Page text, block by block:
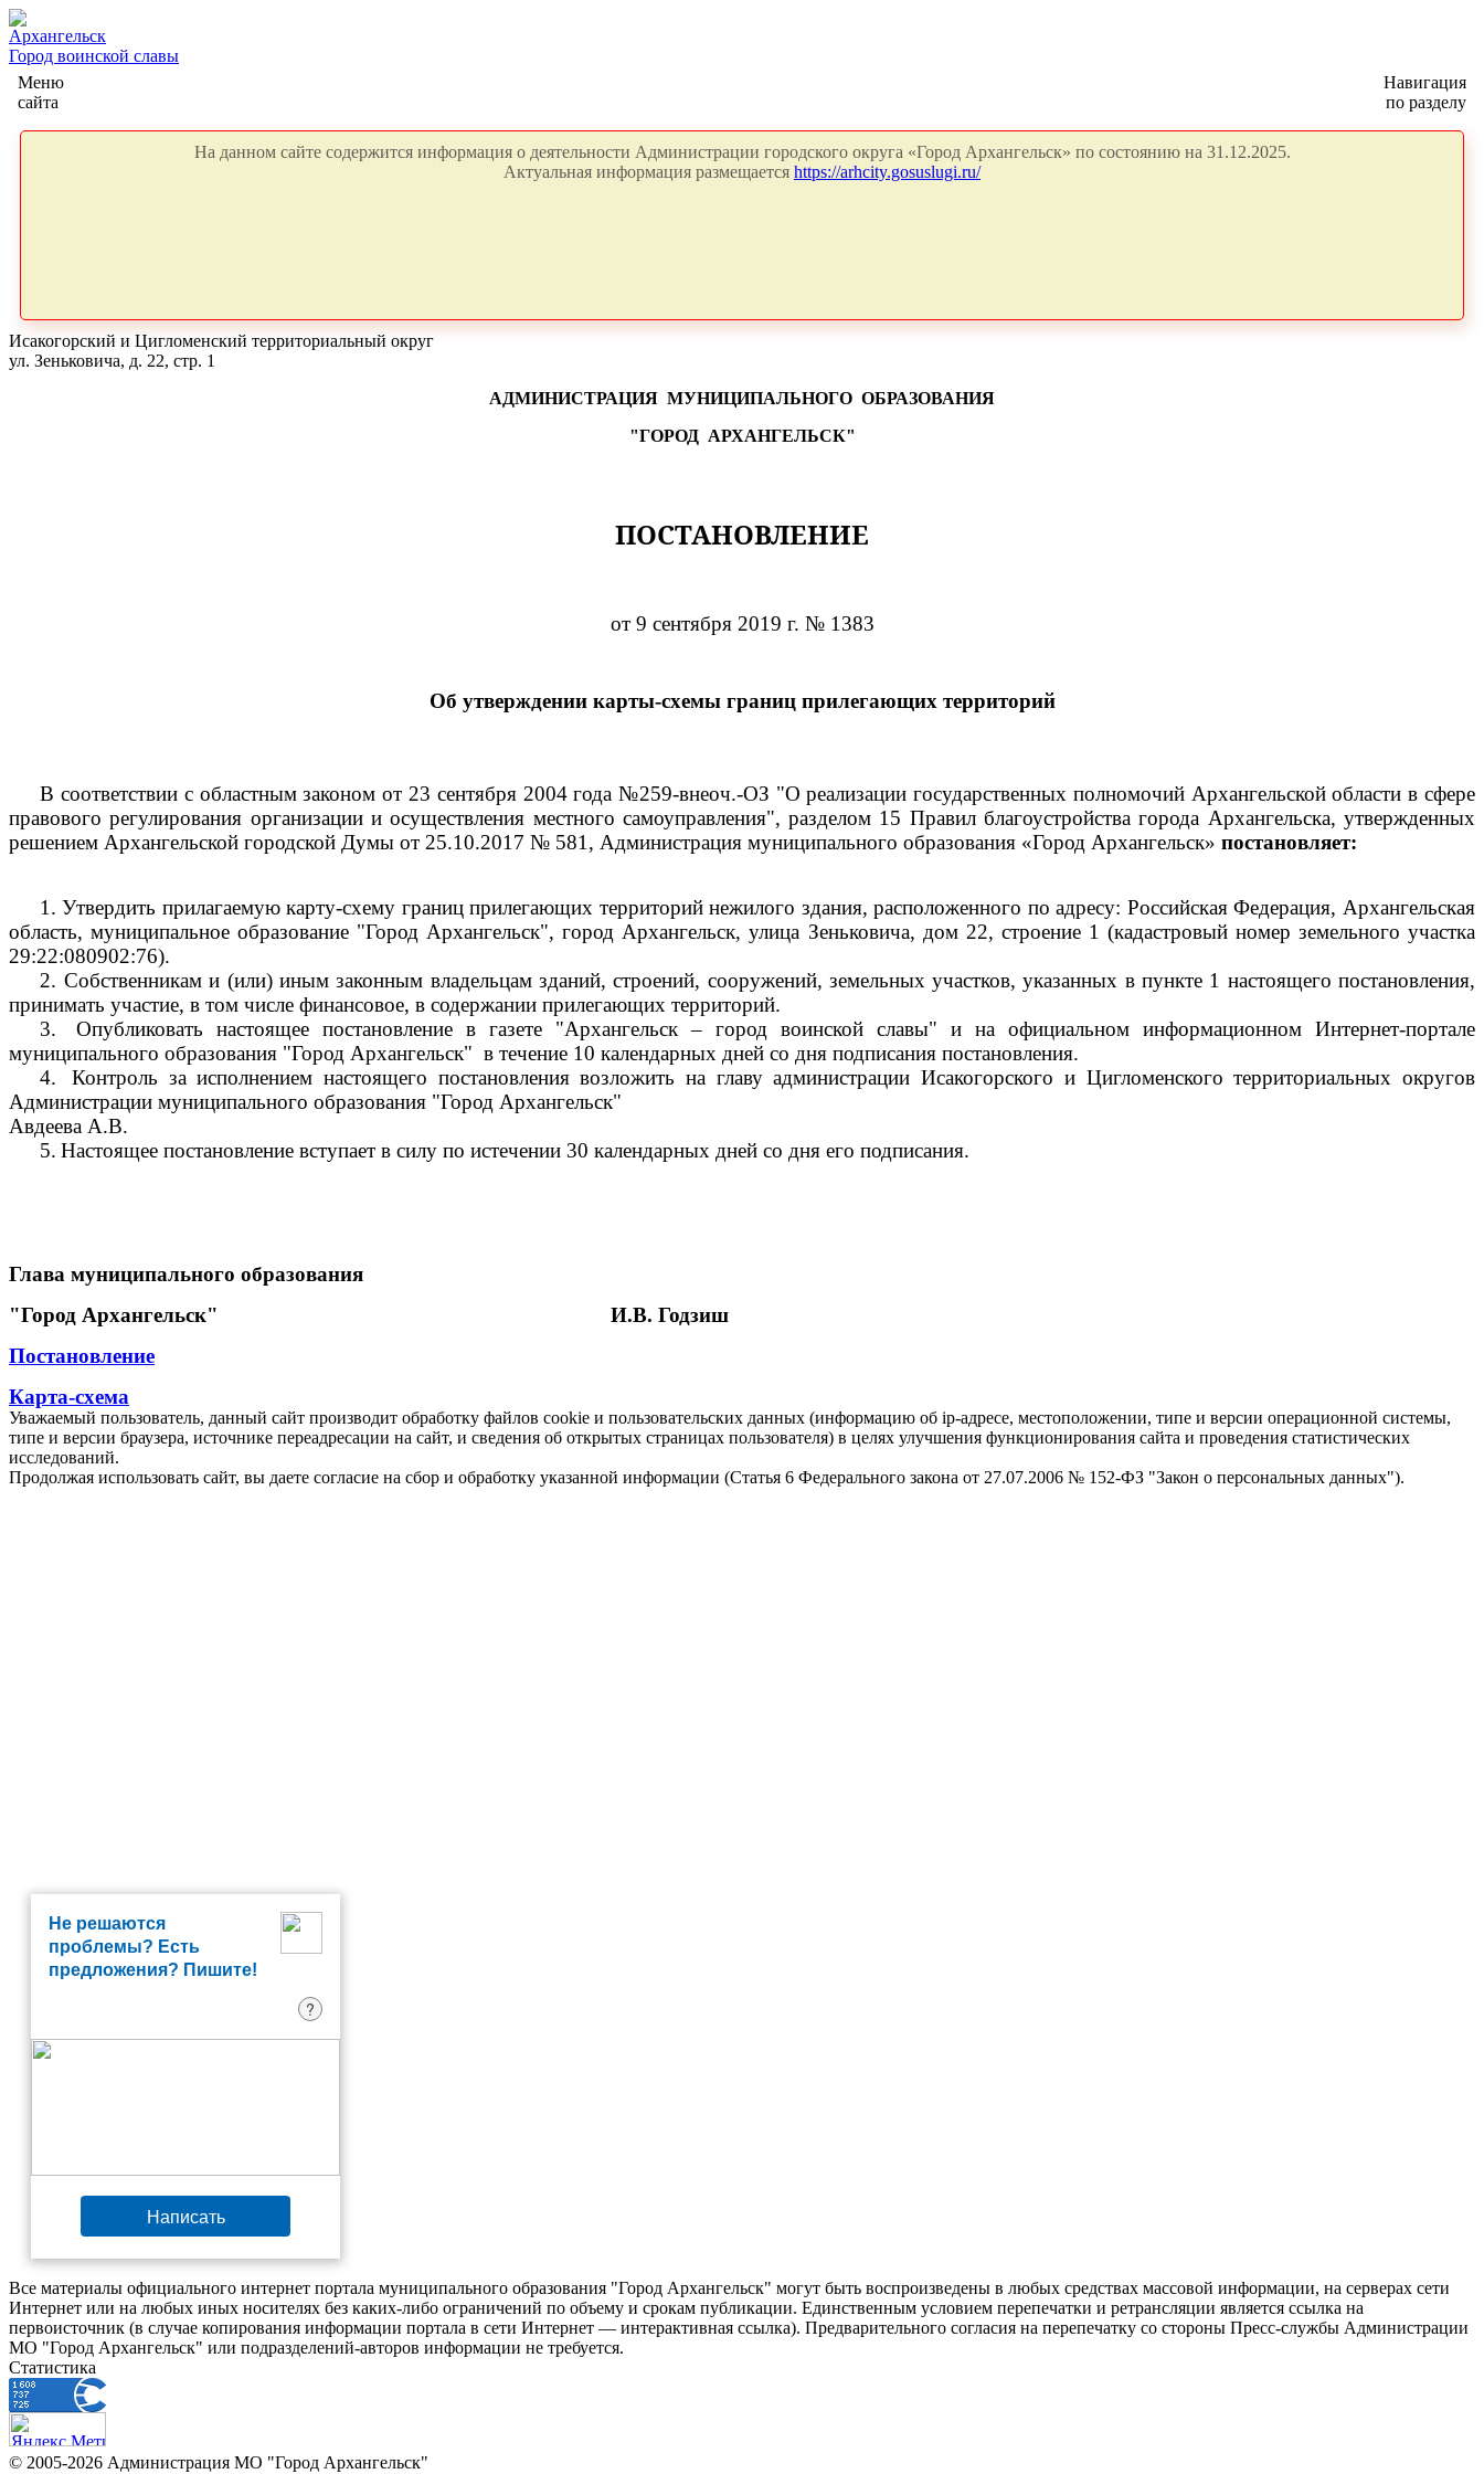
Архангельск
Город воинской славы
Меню
сайта
Навигация
по разделу
На данном сайте содержится информация о деятельности Администрации городского округа «Город Архангельск» по состоянию на 31.12.2025.
Актуальная информация размещается https://arhcity.gosuslugi.ru/
Исакогорский и Цигломенский территориальный округ
ул. Зеньковича, д. 22, стр. 1
АДМИНИСТРАЦИЯ МУНИЦИПАЛЬНОГО ОБРАЗОВАНИЯ
"ГОРОД АРХАНГЕЛЬСК"
ПОСТАНОВЛЕНИЕ
от 9 сентября 2019 г. № 1383
Об утверждении карты-схемы границ прилегающих территорий
В соответствии с областным законом от 23 сентября 2004 года №259-внеоч.-ОЗ "О реализации государственных полномочий Архангельской области в сфере
правового регулирования организации и осуществления местного самоуправления", разделом 15 Правил благоустройства города Архангельска, утвержденных
решением Архангельской городской Думы от 25.10.2017 № 581, Администрация муниципального образования «Город Архангельск» постановляет:
1. Утвердить прилагаемую карту-схему границ прилегающих территорий нежилого здания, расположенного по адресу: Российская Федерация, Архангельская
область, муниципальное образование "Город Архангельск", город Архангельск, улица Зеньковича, дом 22, строение 1 (кадастровый номер земельного участка
29:22:080902:76).
2. Собственникам и (или) иным законным владельцам зданий, строений, сооружений, земельных участков, указанных в пункте 1 настоящего постановления,
принимать участие, в том числе финансовое, в содержании прилегающих территорий.
3.
Опубликовать настоящее постановление в газете "Архангельск – город воинской славы" и на официальном информационном Интернет-портале
муниципального образования "Город Архангельск" в течение 10 календарных дней со дня подписания постановления.
4.
Контроль за исполнением настоящего постановления возложить на главу администрации Исакогорского и Цигломенского территориальных округов
Администрации муниципального образования "Город Архангельск"
Авдеева А.В.
5. Настоящее постановление вступает в силу по истечении 30 календарных дней со дня его подписания.
Глава муниципального образования
"Город Архангельск"
И.В. Годзиш
Постановление
Карта-схема
Уважаемый пользователь, данный сайт производит обработку файлов cookie и пользовательских данных (информацию об ip-адресе, местоположении, типе и версии операционной системы,
типе и версии браузера, источнике переадресации на сайт, и сведения об открытых страницах пользователя) в целях улучшения функционирования сайта и проведения статистических
исследований.
Продолжая использовать сайт, вы даете согласие на сбор и обработку указанной информации (Статья 6 Федерального закона от 27.07.2006 № 152-ФЗ "Закон о персональных данных").
Не решаются
проблемы? Есть
предложения? Пишите!
?
Написать
Все материалы официального интернет портала муниципального образования "Город Архангельск" могут быть воспроизведены в любых средствах массовой информации, на серверах сети
Интернет или на любых иных носителях без каких-либо ограничений по объему и срокам публикации. Единственным условием перепечатки и ретрансляции является ссылка на
первоисточник (в случае копирования информации портала в сети Интернет — интерактивная ссылка). Предварительного согласия на перепечатку со стороны Пресс-службы Администрации
МО "Город Архангельск" или подразделений-авторов информации не требуется.
Статистика
© 2005-2026 Администрация МО "Город Архангельск"